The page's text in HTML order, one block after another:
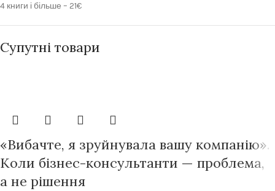
4 книги і більше – 21€
Супутні товари
«Вибачте, я зруйнувала вашу компанію».
Коли бізнес-консультанти — проблема,
а не рішення